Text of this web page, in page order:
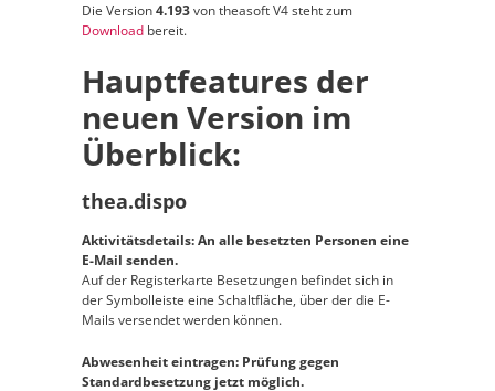
Die Version4.193von theasoft V4 steht zum
Download bereit.
Hauptfeatures der
neuen Version im
Überblick:
thea.dispo
Aktivitätsdetails: An alle besetzten Personen eine
E-Mail senden.
Auf der Registerkarte Besetzungen befindet sich in
der Symbolleiste eine Schaltfläche, über der die E-
Mails versendet werden können.
Abwesenheit eintragen: Prüfung gegen
Standardbesetzung jetzt möglich.